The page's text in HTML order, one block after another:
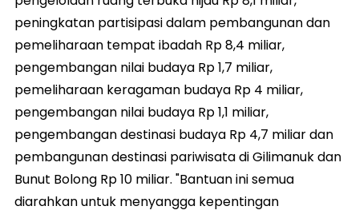
peningkatan partisipasi dalam pembangunan dan
pemeliharaan tempat ibadah Rp 8,4 miliar,
pengembangan nilai budaya Rp 1,7 miliar,
pemeliharaan keragaman budaya Rp 4 miliar,
pengembangan nilai budaya Rp 1,1 miliar,
pengembangan destinasi budaya Rp 4,7 miliar dan
pembangunan destinasi pariwisata di Gilimanuk dan
Bunut Bolong Rp 10 miliar. "Bantuan ini semua
diarahkan untuk menyangga kepentingan